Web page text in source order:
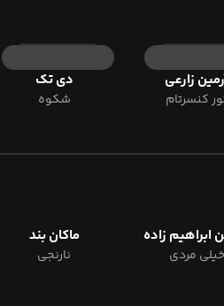
زارعی
کنسرتام
دی تک
شکوه
زاده
خیلی مردی
ماکان بند
نارنجی